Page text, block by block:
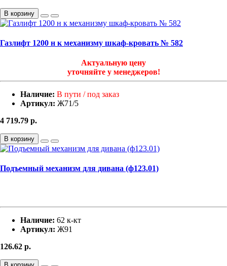
В корзину
Газлифт 1200 н к механизму шкаф-кровать № 582
Актуальную цену
уточняйте у менеджеров!
Наличие: В пути / под заказ
Артикул: Ж71/5
4 719.79 р.
В корзину
Подъемный механизм для дивана (ф123.01)
Наличие: 62 к-кт
Артикул: Ж91
126.62 р.